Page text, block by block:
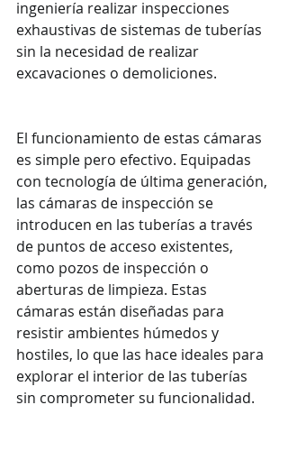
ingeniería realizar inspecciones
exhaustivas de sistemas de tuberías
sin la necesidad de realizar
excavaciones o demoliciones.
El funcionamiento de estas cámaras
es simple pero efectivo. Equipadas
con tecnología de última generación,
las cámaras de inspección se
introducen en las tuberías a través
de puntos de acceso existentes,
como pozos de inspección o
aberturas de limpieza. Estas
cámaras están diseñadas para
resistir ambientes húmedos y
hostiles, lo que las hace ideales para
explorar el interior de las tuberías
sin comprometer su funcionalidad.